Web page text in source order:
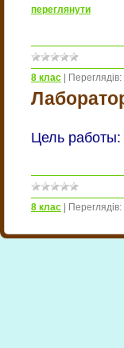
переглянути
8 клас Переглядів:
Цель работы:
8 клас Переглядів: